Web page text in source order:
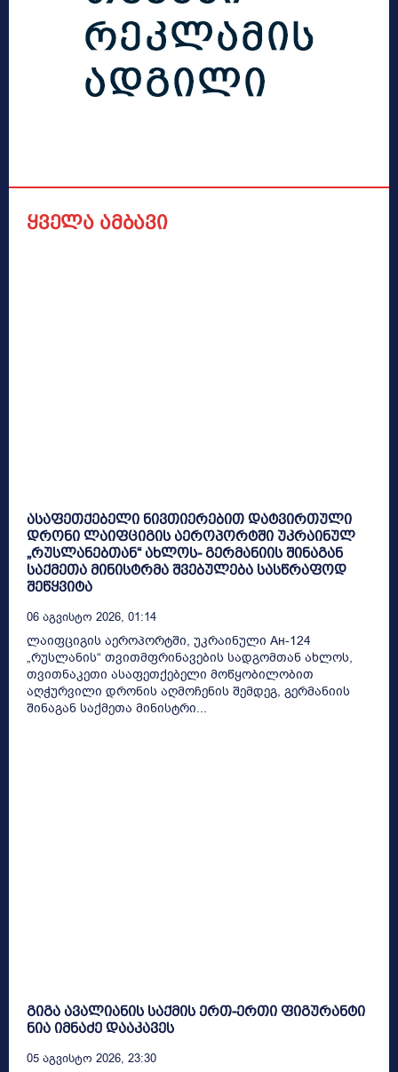
ყველა ამბავი
ასაფეთქებელი ნივთიერებით დატვირთული
დრონი ლაიფციგის აეროპორტში უკრაინულ
„რუსლანებთან“ ახლოს- გერმანიის შინაგან
საქმეთა მინისტრმა შვებულება სასწრაფოდ
შეწყვიტა
06 Აგვისტო 2026, 01:14
ლაიფციგის აეროპორტში, უკრაინული Ан-124
„რუსლანის“ თვითმფრინავების სადგომთან ახლოს,
თვითნაკეთი ასაფეთქებელი მოწყობილობით
აღჭურვილი დრონის აღმოჩენის შემდეგ, გერმანიის
შინაგან საქმეთა მინისტრი...
გიგა ავალიანის საქმის ერთ-ერთი ფიგურანტი
ნია იმნაძე დააკავეს
05 Აგვისტო 2026, 23:30